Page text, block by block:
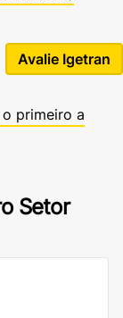
Avalie Igetran
o primeiro a
Setor